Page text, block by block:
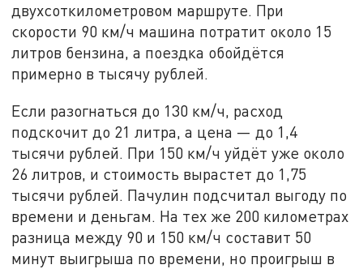
двухсоткилометровом маршруте. При
скорости 90 км/ч машина потратит около 15
литров бензина, а поездка обойдётся
примерно в тысячу рублей.
Если разогнаться до 130 км/ч, расход
подскочит до 21 литра, а цена — до 1,4
тысячи рублей. При 150 км/ч уйдёт уже около
26 литров, и стоимость вырастет до 1,75
тысячи рублей. Пачулин подсчитал выгоду по
времени и деньгам. На тех же 200 километрах
разница между 90 и 150 км/ч составит 50
минут выигрыша по времени, но проигрыш в